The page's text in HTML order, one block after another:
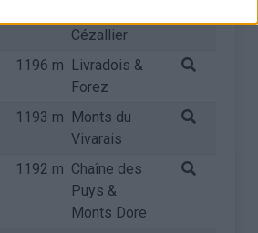
Cézallier
1196 m Livradois &
Forez
1193 m Monts du
Vivarais
1192 m Chaîne des
Puys &
Monts Dore